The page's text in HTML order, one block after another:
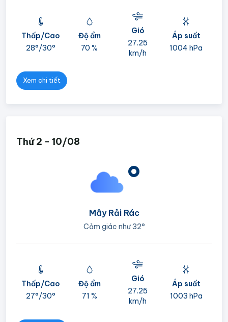
Thấp/Cao
28°/30°
Độ ẩm
70 %
Gió
27.25
km/h
Áp suất
1004 hPa
Xem chi tiết
Thứ 2 - 10/08
°
Mây Rải Rác
Cảm giác như32°
Thấp/Cao
27°/30°
Độ ẩm
71 %
Gió
27.25
km/h
Áp suất
1003 hPa